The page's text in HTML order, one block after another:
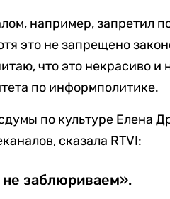
например, запретил
это не запрещено
что это некрасиво и
по информполитике.
по культуре Елена
сказала RTVI:
заблюриваем».